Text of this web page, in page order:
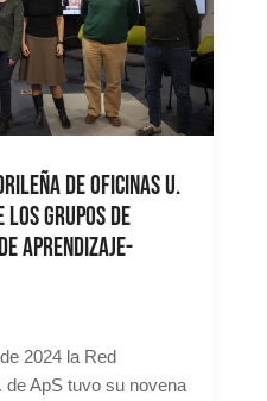
de Oficinas u.
los grupos de
aprendizaje-
2024 la Red
ApS tuvo su novena